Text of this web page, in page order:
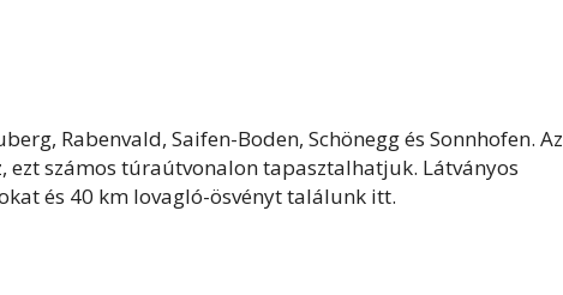
Rabenvald, Saifen-Boden, Schönegg és Sonnhofen. Az
ezt számos túraútvonalon tapasztalhatjuk. Látványos
és 40 km lovagló-ösvényt találunk itt.